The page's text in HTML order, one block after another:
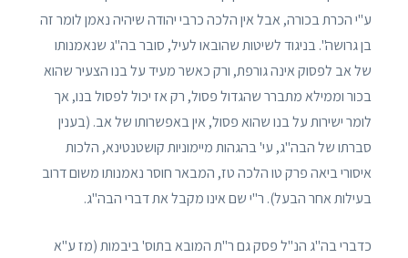
ע"י הכרת בכורה, אבל אין הלכה כרבי יהודה שיהיה נאמן לומר זה
בן גרושה". בניגוד לשיטות שהובאו לעיל, סובר בה"ג שנאמנותו
של אב לפסוק אינה גורפת, ורק כאשר מעיד על בנו הצעיר שהוא
בכור וממילא מתברר שהגדול פסול, רק אז יכול לפסול בנו, אך
לומר ישירות על בנו שהוא פסול, אין באפשרותו של אב. (בענין
סברתו של הבה"ג, עי' בהגהות מיימוניות קושטנטינא, הלכות
איסורי ביאה פרק טו הלכה טז, המבאר חוסר נאמנותו משום דרוב
בעילות אחר הבעל). ר"י שם אינו מקבל את דברי הבה"ג.
כדברי בה"ג הנ"ל פסק גם ר"ת המובא בתוס' ביבמות (מז ע"א